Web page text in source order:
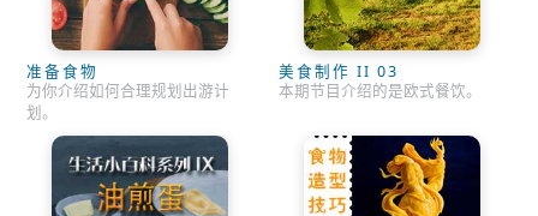
准备食物
为你介绍如何合理规划出游计
划。
美食制作 II 03
本期节目介绍的是欧式餐饮。